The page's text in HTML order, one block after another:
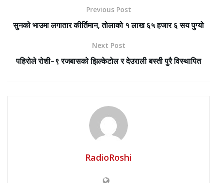
Previous Post
सुनको भाउमा लगातार कीर्तिमान, तोलाको १ लाख ६५ हजार ६ सय पुग्यो
Next Post
पहिरोले रोशी–९ रजबासको झिल्केटोल र देउराली बस्ती पुरै विस्थापित
RadioRoshi